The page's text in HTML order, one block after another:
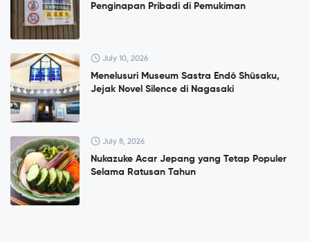
Penginapan Pribadi di Pemukiman
July 10, 2026
Menelusuri Museum Sastra Endō Shūsaku,
Jejak Novel Silence di Nagasaki
July 8, 2026
Nukazuke Acar Jepang yang Tetap Populer
Selama Ratusan Tahun